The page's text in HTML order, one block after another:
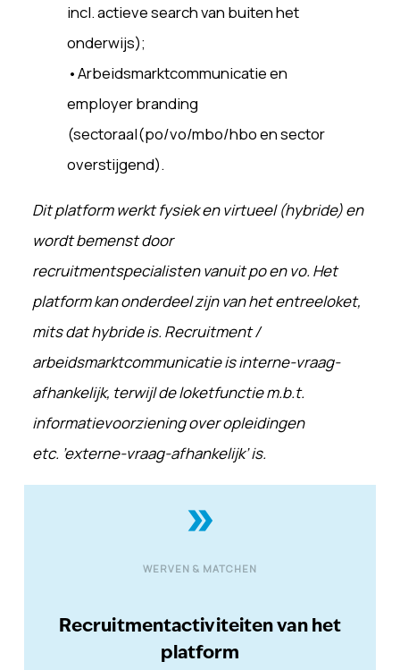
incl.actieve search van buiten het
onderwijs);
•Arbeidsmarktcommunicatie en
employerbranding
(sectoraal(po/vo/mbo/hbo ensector
overstijgend).
Dit platform werkt fysiek en virtueel (hybride)en
wordt bemenst door
recruitmentspecialistenvanuit po en vo. Het
platform kan onderdeelzijn van het entreeloket,
mits dat hybride is. Recruitment /
arbeidsmarktcommunicatie isinterne-vraag-
afhankelijk, terwijl de loketfunctiem.b.t.
informatievoorziening over opleidingen
etc. ’externe-vraag-afhankelijk’ is.
double_arrow
WERVEN & MATCHEN
Recruitmentactiviteiten van het
platform